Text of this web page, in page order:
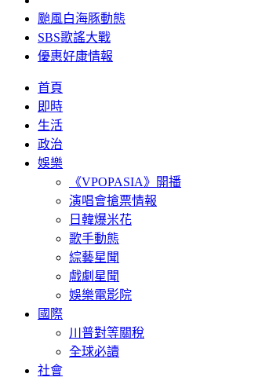
颱風白海豚動態
SBS歌謠大戰
優惠好康情報
首頁
即時
生活
政治
娛樂
《VPOPASIA》開播
演唱會搶票情報
日韓爆米花
歌手動態
綜藝星聞
戲劇星聞
娛樂電影院
國際
川普對等關稅
全球必讀
社會